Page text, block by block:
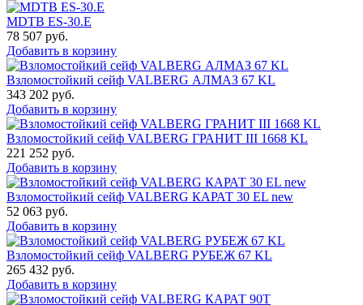
MDTB ES-30.Е
78 507 руб.
Добавить в корзину
Взломостойкий сейф VALBERG АЛМАЗ 67 KL
343 202 руб.
Добавить в корзину
Взломостойкий сейф VALBERG ГРАНИТ III 1668 KL
221 252 руб.
Добавить в корзину
Взломостойкий сейф VALBERG КАРАТ 30 EL new
52 063 руб.
Добавить в корзину
Взломостойкий сейф VALBERG РУБЕЖ 67 KL
265 432 руб.
Добавить в корзину